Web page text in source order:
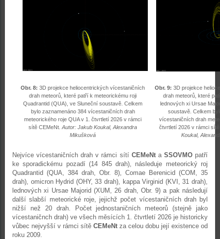
Obr. 8: 3D projekce heliocentrických vícestaničních
drah meteorů, které patří k meteorickému roji
Quadrantid (QUA), ve Sluneční soustavě. Celkem
bylo zaznamenáno 384 vícestaničních drah
meteorického roje QUA v 1. čtvrtletí 2026 v rámci
sítě CEMeNt. Autor: Jakub Koukal, Alexandra
Mikušková
Obr. 9: 3D projekce
drah meteorů, které
lednových xi Ursae
soustavě. Celkem
vícestaničních drah
čtvrtletí 2026 v rámci
Koukal,
Nejvíce vícestaničních drah v rámci sítí CEMeNta SSOVMOpatří
ke sporadickému pozadí (14 845 drah), následuje meteorický roj
Quadrantid (QUA, 384 drah, Obr. 8), Comae Berenicid (COM, 35
drah), omicron Hydrid (OHY, 33 drah), kappa Virginid (KVI, 31 drah),
lednových xi Ursae Majorid (XUM, 26 drah, Obr. 9) a pak následují
další slabší meteorické roje, jejichž počet vícestaničních drah byl
nižší než 20 drah. Počet jednostaničních meteorů (stejně jako
vícestaničnch drah) ve všech měsících 1. čtvrtletí 2026 je historicky
vůbec nejvyšší v rámci sítě CEMeNt za celou dobu její existence od
roku 2009.